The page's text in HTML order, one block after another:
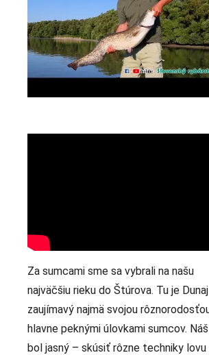
Za sumcami sme sa vybrali na našu
najväčšiu rieku do Štúrova. Tu je Dunaj
zaujímavý najmä svojou
hlavne peknými úlovkami sumcov.
bol jasný – skúsiť rôzne techniky lovu